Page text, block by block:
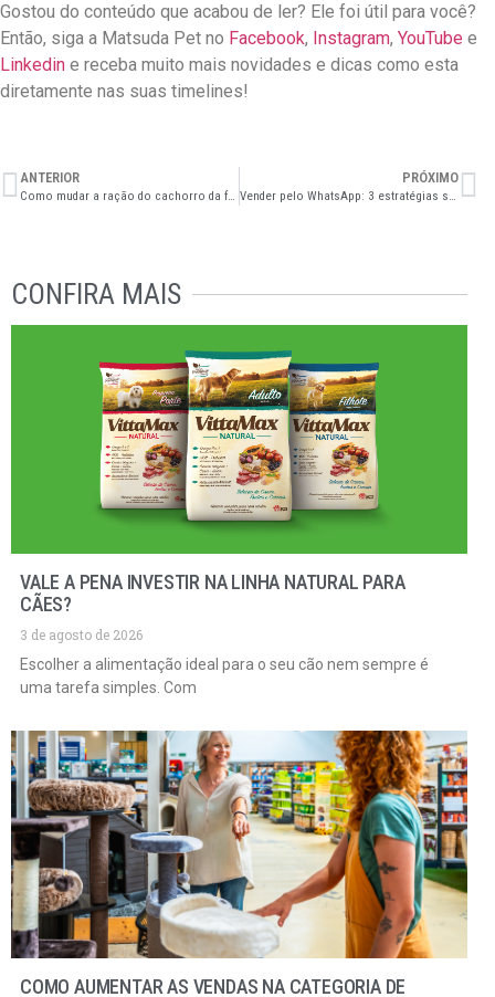
Gostou do conteúdo que acabou de ler? Ele foi útil para você?
Então, siga a Matsuda Pet no Facebook, Instagram, YouTube e
Linkedin e receba muito mais novidades e dicas como esta
diretamente nas suas timelines!
ANTERIOR
Como mudar a ração do cachorro da forma correta? Entenda
PRÓXIMO
Vender pelo WhatsApp: 3 estratégias simples para distribuidoras
CONFIRA MAIS
VALE A PENA INVESTIR NA LINHA NATURAL PARA
CÃES?
3 de agosto de 2026
Escolher a alimentação ideal para o seu cão nem sempre é
uma tarefa simples. Com
COMO AUMENTAR AS VENDAS NA CATEGORIA DE